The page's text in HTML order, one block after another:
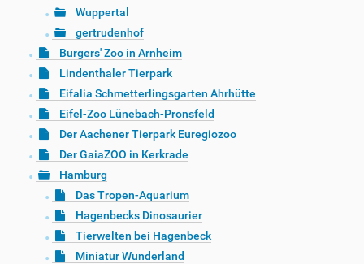
Wuppertal
gertrudenhof
Burgers' Zoo in Arnheim
Lindenthaler Tierpark
Eifalia Schmetterlingsgarten Ahrhütte
Eifel-Zoo Lünebach-Pronsfeld
Der Aachener Tierpark Euregiozoo
Der GaiaZOO in Kerkrade
Hamburg
Das Tropen-Aquarium
Hagenbecks Dinosaurier
Tierwelten bei Hagenbeck
Miniatur Wunderland